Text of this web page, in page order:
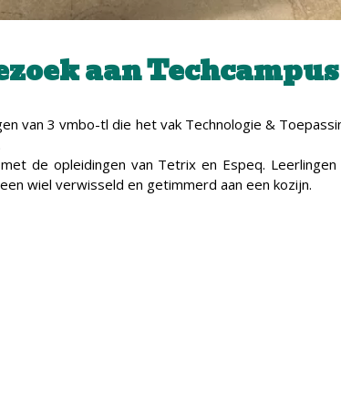
aan Techcampus
van 3 vmbo-tl die het vak Technologie &
de opleidingen van Tetrix en Espeq.
wiel verwisseld en getimmerd aan een kozijn.